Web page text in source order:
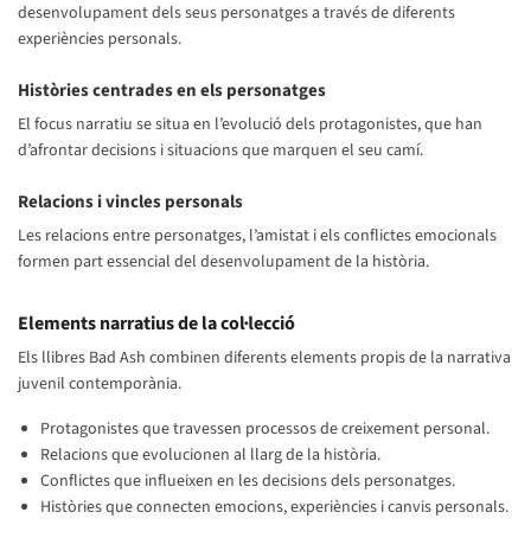
desenvolupament dels seus personatges a través de diferents
experiències personals.
Històries centrades en els personatges
El focus narratiu se situa en l’evolució dels protagonistes, que han
d’afrontar decisions i situacions que marquen el seu camí.
Relacions i vincles personals
Les relacions entre personatges, l’amistat i els conflictes emocionals
formen part essencial del desenvolupament de la història.
Elements narratius de la col·lecció
Els llibres Bad Ash combinen diferents elements propis de la narrativa
juvenil contemporània.
Protagonistes que travessen processos de creixement personal.
Relacions que evolucionen al llarg de la història.
Conflictes que influeixen en les decisions dels personatges.
Històries que connecten emocions, experiències i canvis personals.